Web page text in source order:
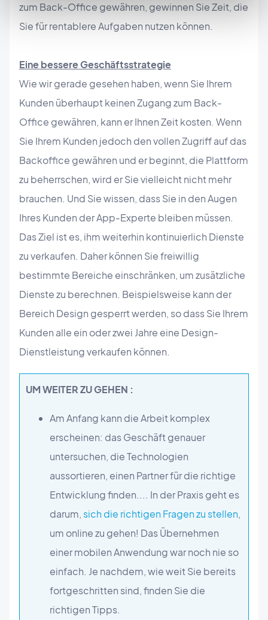
zum Back-Office gewähren, gewinnen Sie Zeit, die
Sie für rentablere Aufgaben nutzen können.
Eine bessere Geschäftsstrategie
Wie wir gerade gesehen haben, wenn Sie Ihrem
Kunden überhaupt keinen Zugang zum Back-
Office gewähren, kann er Ihnen Zeit kosten. Wenn
Sie Ihrem Kunden jedoch den vollen Zugriff auf das
Backoffice gewähren und er beginnt, die Plattform
zu beherrschen, wird er Sie vielleicht nicht mehr
brauchen. Und Sie wissen, dass Sie in den Augen
Ihres Kunden der App-Experte bleiben müssen.
Das Ziel ist es, ihm weiterhin kontinuierlich Dienste
zu verkaufen. Daher können Sie freiwillig
bestimmte Bereiche einschränken, um zusätzliche
Dienste zu berechnen. Beispielsweise kann der
Bereich Design gesperrt werden, so dass Sie Ihrem
Kunden alle ein oder zwei Jahre eine Design-
Dienstleistung verkaufen können.
UM WEITER ZU GEHEN :
Am Anfang kann die Arbeit komplex
erscheinen: das Geschäft genauer
untersuchen, die Technologien
aussortieren, einen Partner für die richtige
Entwicklung finden.... In der Praxis geht es
darum, sich die richtigen Fragen zu stellen,
um online zu gehen! Das Übernehmen
einer mobilen Anwendung war noch nie so
einfach. Je nachdem, wie weit Sie bereits
fortgeschritten sind, finden Sie die
richtigen Tipps.